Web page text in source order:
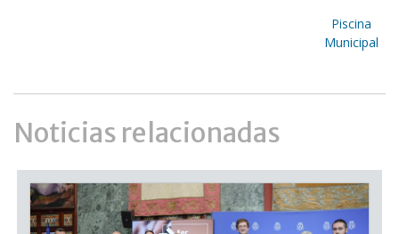
Piscina
Municipal
Noticias relacionadas